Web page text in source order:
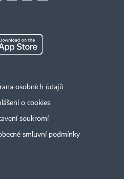
osobních údajů
o cookies
soukromí
smluvní podmínky